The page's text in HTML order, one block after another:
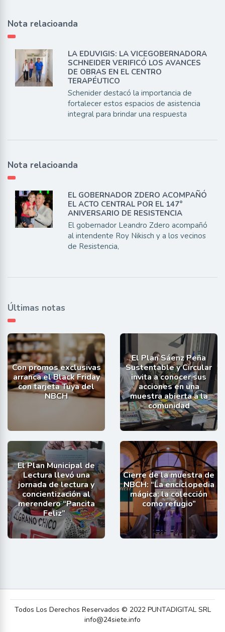
Nota relacioanda
LA EDUVIGIS: LA VICEGOBERNADORA
SCHNEIDER VERIFICÓ LOS AVANCES
DE OBRAS EN EL CENTRO
TERAPÉUTICO
Schenider destacó la importancia de
fortalecer estos espacios de asistencia
integral para brindar una respuesta
Nota relacioanda
EL GOBERNADOR ZDERO ACOMPAÑÓ
EL ACTO CENTRAL POR EL 147°
ANIVERSARIO DE RESISTENCIA
El gobernador Leandro Zdero acompañó
al intendente Roy Nikisch y a los vecinos
de Resistencia,
Últimas notas
Con promos exclusivas
arranca el Black Friday
con tarjeta Tuya del
NBCH
El Plan Sáenz Peña
Sustentable y Circular
invita a conocer sus
acciones en una
muestra abierta a la
comunidad
El Plan Municipal de
Lectura llevó una
jornada de lectura y
concientización al
merendero “Pancita
Feliz”
Cierre de la muestra de
NBCH: “La enciclopedia
mágica: la colección
como refugio”
Todos Los Derechos Reservados © 2022 PUNTADIGITAL SRL
info@24siete.info